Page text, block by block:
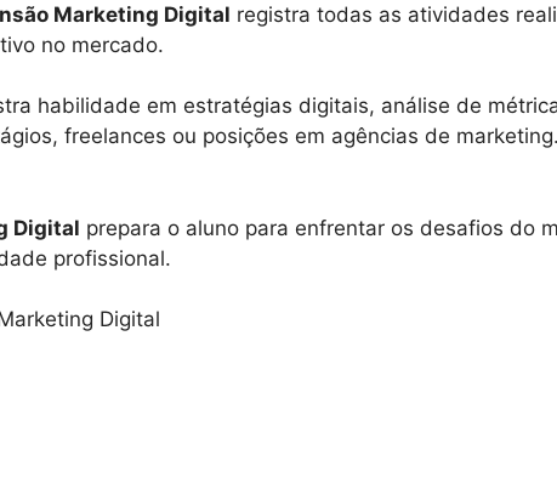
Marketing Digital registra todas as atividades
no mercado.
habilidade em estratégias digitais, análise de
freelances ou posições em agências de
Digital prepara o aluno para enfrentar os desafios do
profissional.
Digital